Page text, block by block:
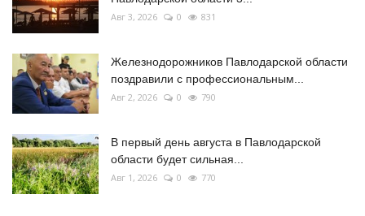
Авг 3, 2026 0 831
Железнодорожников Павлодарской области
поздравили с профессиональным...
Авг 2, 2026 0 790
В первый день августа в Павлодарской
области будет сильная...
Авг 1, 2026 0 770